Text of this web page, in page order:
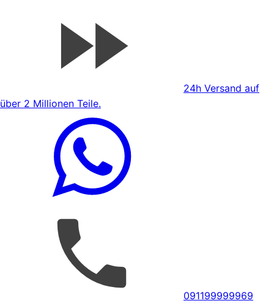
24h Versand auf
über 2 Millionen Teile.
091199999969